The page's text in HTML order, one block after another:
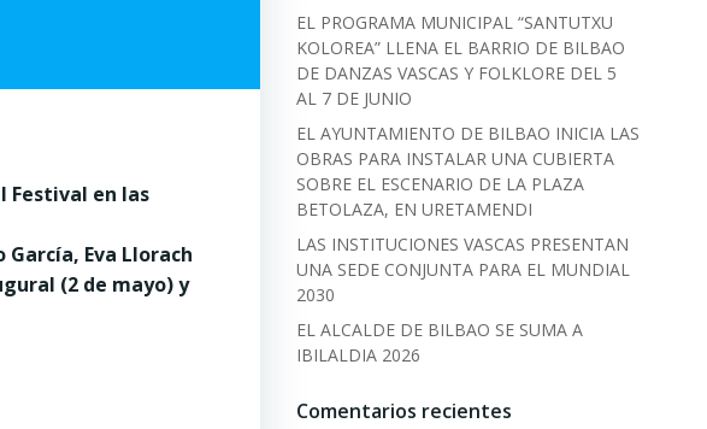
Festival en las
Eva Llorach
(2 de mayo) y
EL PROGRAMA MUNICIPAL “SANTUTXU
KOLOREA” LLENA EL BARRIO DE BILBAO
DE DANZAS VASCAS Y FOLKLORE DEL 5
AL 7 DE JUNIO
EL AYUNTAMIENTO DE BILBAO INICIA LAS
OBRAS PARA INSTALAR UNA CUBIERTA
SOBRE EL ESCENARIO DE LA PLAZA
BETOLAZA, EN URETAMENDI
LAS INSTITUCIONES VASCAS PRESENTAN
UNA SEDE CONJUNTA PARA EL MUNDIAL
2030
EL ALCALDE DE BILBAO SE SUMA A
IBILALDIA 2026
Comentarios recientes